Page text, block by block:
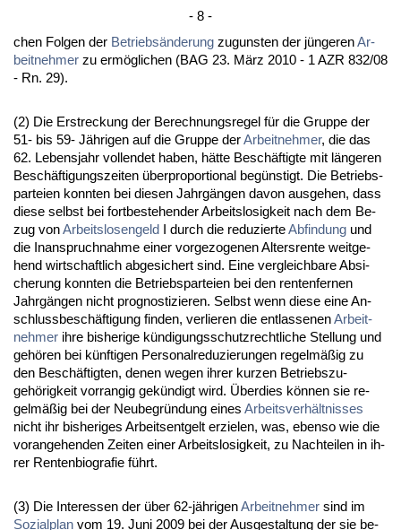
- 8 -
chen Fol­gen der Be­triebsände­rung zu­guns­ten der jünge­renAr­
beit­neh­mer zu ermögli­chen (BAG 23. März 2010 - 1 AZR 832/08
- Rn. 29).
(2) Die Er­stre­ckung der Be­rech­nungs­re­gel für die Grup­pe der
51- bis 59- Jähri­gen auf die Grup­pe derAr­beit­neh­mer, die das
62. Le­bens­jahr voll­endet ha­ben, hätte Beschäftig­te mit länge­ren
Beschäfti­gungs­zei­ten über­pro­por­tio­nal begüns­tigt. Die Be­triebs­
par­tei­en konn­ten bei die­sen Jahrgängen da­von aus­ge­hen, dass
die­se selbst bei fort­be­ste­hen­der Ar­beits­lo­sig­keit nach dem Be­
zug vonAr­beits­lo­sen­geld I durch die re­du­zier­teAb­fin­dung und
die In­an­spruch­nah­me ei­ner vor­ge­zo­ge­nen Al­ters­ren­te weit­ge­
hend wirt­schaft­lich ab­ge­si­chert sind. Ei­ne ver­gleich­ba­re Ab­si­
che­rung konn­ten die Be­triebs­par­tei­en bei den ren­ten­fer­nen
Jahrgängen nicht pro­gnos­ti­zie­ren. Selbst wenn die­se ei­ne An­
schluss­beschäfti­gung fin­den, ver­lie­ren die ent­las­se­nenAr­beit­
neh­mer ih­re bis­he­ri­ge kündi­gungs­schutz­recht­li­che Stel­lung und
gehören bei künf­ti­gen Per­so­nal­re­du­zie­run­gen re­gelmäßig zu
den Beschäftig­ten, de­nen we­gen ih­rer kur­zen Be­triebs­zu­
gehörig­keit vor­ran­gig gekündigt wird. Über­dies können sie re­
gelmäßig bei der Neu­be­gründung ei­nes Ar­beits­verhält­nis­ses
nicht ihr bis­he­ri­ges Ar­beits­ent­gelt er­zie­len, was, eben­so wie die
vor­an­ge­hen­den Zei­ten ei­ner Ar­beits­lo­sig­keit, zu Nach­tei­len in ih­
rer Ren­ten­bio­gra­fie führt.
(3) Die In­ter­es­sen der über 62-jähri­genAr­beit­neh­mer sind im
So­zi­al­plan vom 19. Ju­ni 2009 bei der Aus­ge­stal­tung der sie be­